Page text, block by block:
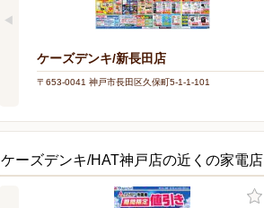
ケーズデンキ/新長田店
〒653-0041 神戸市長田区久保町5-1-1-101
ケーズデンキ/HAT神戸店の近くの家電店